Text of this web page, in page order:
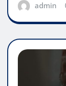
admin